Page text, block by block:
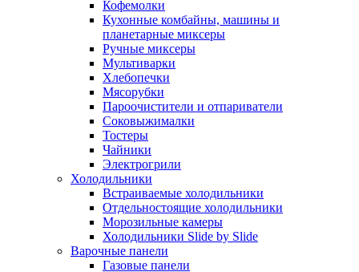
Кофемолки
Кухонные комбайны, машины и
планетарные миксеры
Ручные миксеры
Мультиварки
Хлебопечки
Мясорубки
Пароочистители и отпариватели
Соковыжималки
Тостеры
Чайники
Электрогрили
Холодильники
Встраиваемые холодильники
Отдельностоящие холодильники
Морозильные камеры
Холодильники Slide by Slide
Варочные панели
Газовые панели